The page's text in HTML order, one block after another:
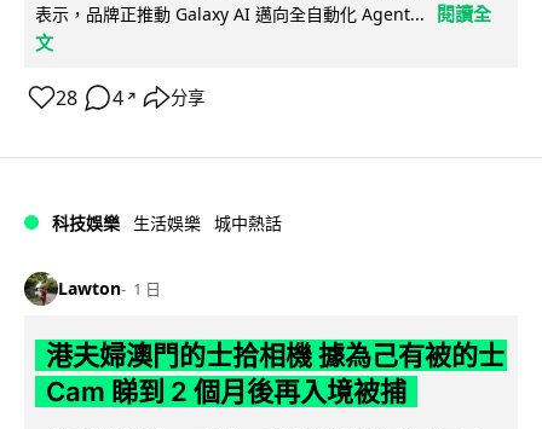
表示，品牌正推動 Galaxy AI 邁向全自動化 Agent...
閱讀全
文
28 4 ↗ 分享
科技娛樂 生活娛樂 城中熱話
Lawton 1 日
港夫婦澳門的士拾相機 據為己有被的士
Cam 睇到 2 個月後再入境被捕